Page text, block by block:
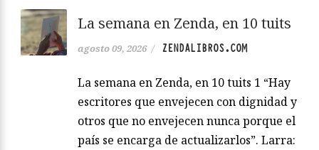
La semana en Zenda, en 10 tuits
agosto 09, 2026 / ZENDALIBROS.COM
La semana en Zenda, en 10 tuits 1 “Hay
escritores que envejecen con dignidad y
otros que no envejecen nunca porque el
país se encarga de actualizarlos”. Larra: